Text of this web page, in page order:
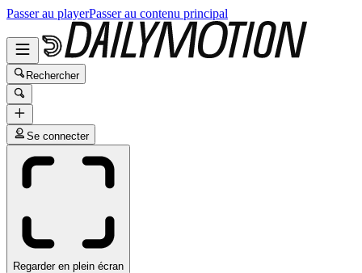
Passer au playerPasser au contenu principal
Rechercher
Se connecter
Regarder en plein écran